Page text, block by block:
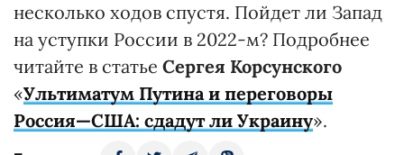
несколько ходов спустя. Пойдет ли Запад
на уступки России в 2022-м? Подробнее
читайте в статье Сергея Корсунского
«Ультиматум Путина и переговоры
Россия—США: сдадут ли Украину».